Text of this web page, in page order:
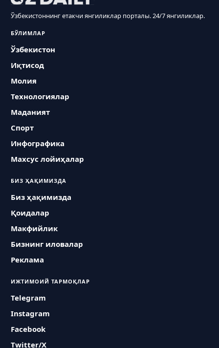
Ўзбекистоннинг етакчи янгиликлар порталы. 24/7 янгиликлар.
БЎЛИМЛАР
Ўзбекистон
Иқтисод
Молия
Технологиялар
Маданият
Спорт
Инфографика
Махсус лойиҳалар
БИЗ ҲАҚИМИЗДА
Биз ҳақимизда
Қоидалар
Макфийлик
Бизнинг иловалар
Реклама
ИЖТИМОИЙ ТАРМОҚЛАР
Telegram
Instagram
Facebook
Twitter/X